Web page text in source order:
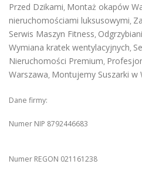
Przed Dzikami, Montaż okapów
nieruchomościami luksusowymi,
Serwis Maszyn Fitness,
Wymiana kratek wentylacyjnych,
Nieruchomości Premium,
Warszawa, Montujemy Suszarki w
Dane firmy:
Numer NIP 8792446683
Numer REGON 021161238